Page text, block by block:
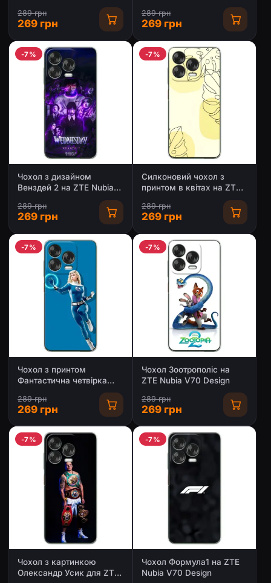
289 грн
269 грн
289 грн
269 грн
-7%
Чохол з дизайном
Венздей 2 на ZTE Nubia
289 грн
269 грн
-7%
Силконовий чохол з
принтом в квітах на ZTE
289 грн
269 грн
-7%
Чохол з принтом
Фантастична четвірка
для ZTE Nubia V70 Design
289 грн
269 грн
-7%
Чохол Зоотрополіс на
ZTE Nubia V70 Design
289 грн
269 грн
-7%
Чохол з картинкою
Олександр Усик для ZTE
-7%
Чохол Формула1 на ZTE
Nubia V70 Design